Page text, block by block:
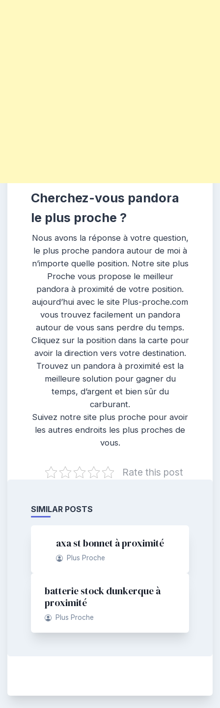
Cherchez-vous pandora
le plus proche ?
Nous avons la réponse à votre question,
le plus proche pandora autour de moi à
n’importe quelle position. Notre site plus
Proche vous propose le meilleur
pandora à proximité de votre position.
aujourd’hui avec le site Plus-proche.com
vous trouvez facilement un pandora
autour de vous sans perdre du temps.
Cliquez sur la position dans la carte pour
avoir la direction vers votre destination.
Trouvez un pandora à proximité est la
meilleure solution pour gagner du
temps, d’argent et bien sûr du
carburant.
Suivez notre site plus proche pour avoir
les autres endroits les plus proches de
vous.
Rate this post
SIMILAR POSTS
axa st bonnet à proximité
Plus Proche
batterie stock dunkerque à
proximité
Plus Proche